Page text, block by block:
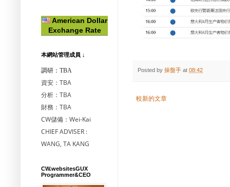
Posted by 操盤手 at 08:42
較新的文章
American Dollar
Exchange Rate
本網站管理成員 ↓
調研：TBA
資安：TBA
分析：TBA
財務：TBA
CW儲備：Wei-Kai
CHIEF ADVISER :
WANG, TA KANG
CW.websitesGUX
Programmer&CEO